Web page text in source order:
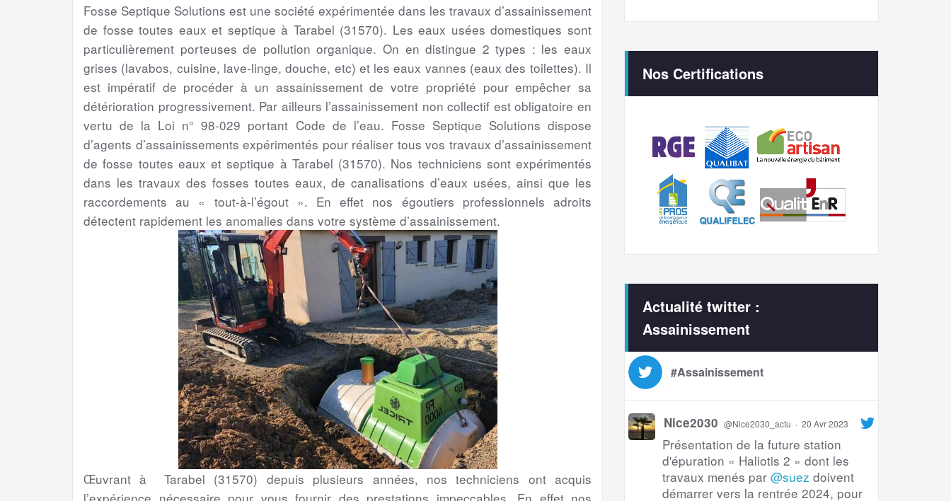
Fosse Septique Solutions est une société expérimentée dans les travaux d’assainissement
de fosse toutes eaux et septique à Tarabel (31570). Les eaux usées domestiques sont
particulièrement porteuses de pollution organique. On en distingue 2 types : les eaux
grises (lavabos, cuisine, lave-linge, douche, etc) et les eaux vannes (eaux des toilettes). Il
est impératif de procéder à un assainissement de votre propriété pour empêcher sa
détérioration progressivement. Par ailleurs l’assainissement non collectif est obligatoire en
vertu de la Loi n° 98-029 portant Code de l’eau. Fosse Septique Solutions dispose
d’agents d’assainissements expérimentés pour réaliser tous vos travaux d’assainissement
de fosse toutes eaux et septique à Tarabel (31570). Nos techniciens sont expérimentés
dans les travaux des fosses toutes eaux, de canalisations d’eaux usées, ainsi que les
raccordements au « tout-à-l’égout ». En effet nos égoutiers professionnels adroits
détectent rapidement les anomalies dans votre système d’assainissement.
Œuvrant à Tarabel (31570) depuis plusieurs années, nos techniciens ont acquis
Nos Certifications
Actualité twitter :
Assainissement
#Assainissement
Nice2030 @Nice2030_actu · 20 Avr 2023
Présentation de la future station
d'épuration « Haliotis 2 » dont les
travaux menés par @suez doivent
démarrer vers la rentrée 2024, pour